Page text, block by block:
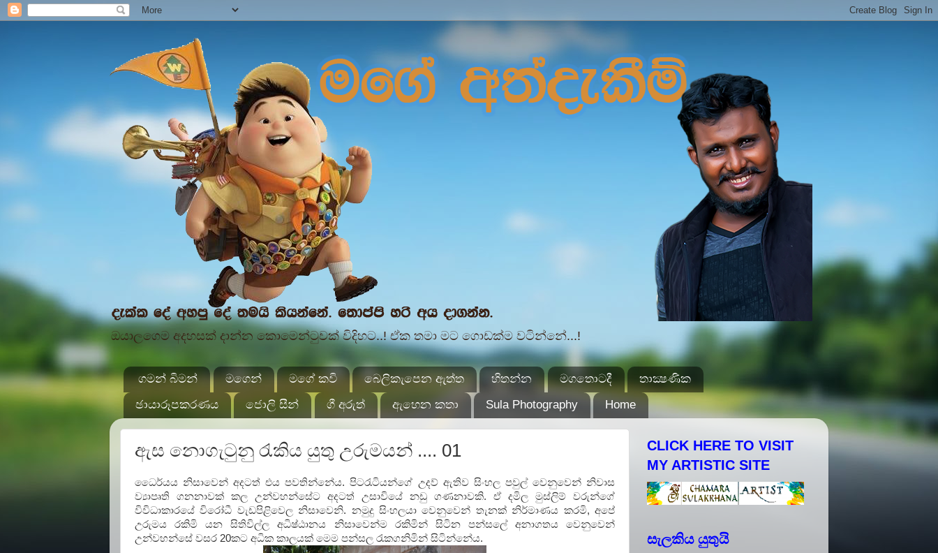
ඔයාලගෙම අදහසක් දාන්න කොමෙන්ටුවක් විදිහට..! ඒක තමා මට ගොඩක්ම වටින්නේ...!
ගමන් බිමන් මගෙන් මගේ කවි බෙලිකැපෙන ඇත්ත හිතන්න මගතොටදී
තාක්‍ෂණික
ඡායාරූපකරණය
ජොලි සීන් ගී අරුත් ඇහෙන කතා Sula Photography Home
ඇස නොගැටුනු රැකිය යුතු උරුමයන් .... 01
ධෛර්යය නිසාවෙන් අදටත් එය පවතින්නේය. පිටරැටියන්ගේ උදව් ඇතිව සිංහල පවුල් වෙනුවෙන් නිවාස
ව්‍යාපෘති ගනනාවක් කල උන්වහන්සේට අදටත් උසාවියේ නඩු ගණනාවකි. ඒ දමිල මුස්ලිම් වරුන්ගේ
විවිධාකාරයේ විරෝධී වැඩපිළිවෙල නිසාවෙනි. නමුදු සිංහලයා වෙනුවෙන් තැනක් නිර්මාණය කරමි, අපේ
උරුමය රකිමි යන සිතිවිල්ල අධිෂ්ඨානය නිසාවෙන්ම රකිමින් සිටින පන්සලේ අනාගතය වෙනුවෙන්
උන්වහන්සේ වසර 20කට අධික කාලයක් මෙම පන්සල රැකගනිමින් සිටින්නේය.
CLICK HERE TO VISIT
MY ARTISTIC SITE
සැලකිය යුතුයි